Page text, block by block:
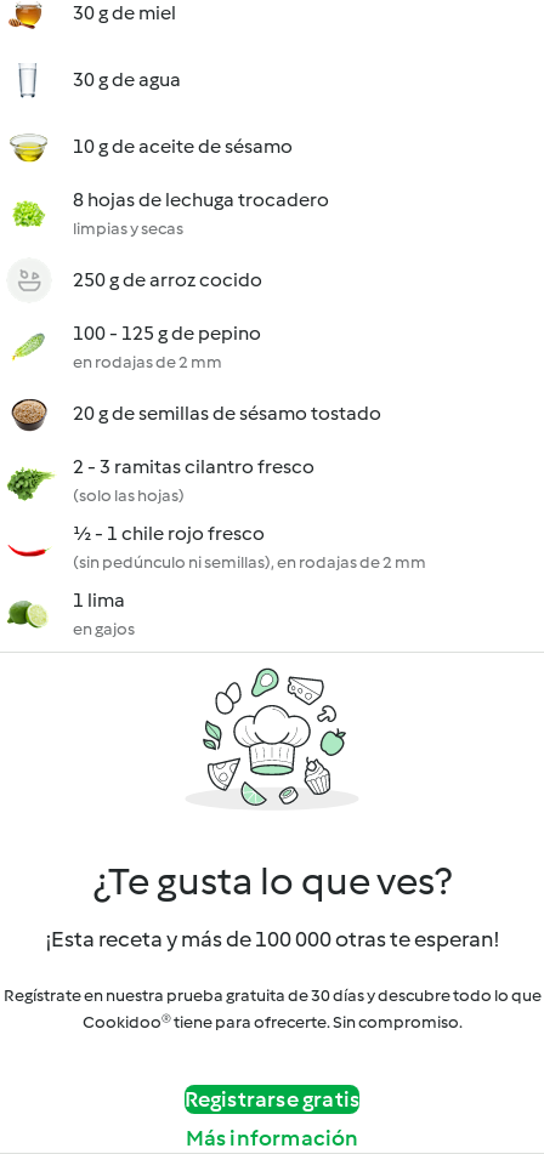
30 g de miel
30 g de agua
10 g de aceite de sésamo
8 hojas de lechuga trocadero
limpias y secas
250 g de arroz cocido
100 - 125 g de pepino
en rodajas de 2 mm
20 g de semillas de sésamo tostado
2 - 3 ramitas cilantro fresco
(solo las hojas)
½ - 1 chile rojo fresco
(sin pedúnculo ni semillas), en rodajas de 2 mm
1 lima
en gajos
¿Te gusta lo que ves?
¡Esta receta y más de 100 000 otras te esperan!
Regístrate en nuestra prueba gratuita de 30 días y descubre todo lo que
Cookidoo® tiene para ofrecerte. Sin compromiso.
Registrarse gratis
Más información